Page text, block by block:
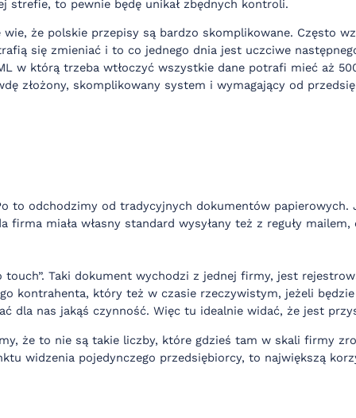
strefie, to pewnie będę unikał zbędnych kontroli.
że polskie przepisy są bardzo skomplikowane. Często
się zmieniać i to co jednego dnia jest uczciwe
którą trzeba wtłoczyć wszystkie dane potrafi mieć aż
złożony, skomplikowany system i wymagający od
to odchodzimy od tradycyjnych dokumentów papierowych.
miała własny standard wysyłany też z reguły
Taki dokument wychodzi z jednej firmy, jest
kontrahenta, który też w czasie rzeczywistym, jeżeli
dla nas jakąś czynność. Więc tu idealnie widać, że jest
że to nie są takie liczby, które gdzieś tam w skali firmy
widzenia pojedynczego przedsiębiorcy, to największą